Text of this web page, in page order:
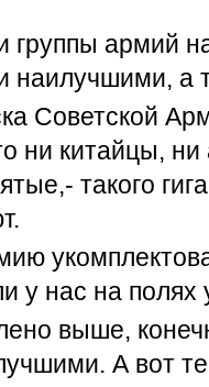
группы армий
наилучшими, а
Советской
ни китайцы,
такого
у нас на полях
выше,
А вот